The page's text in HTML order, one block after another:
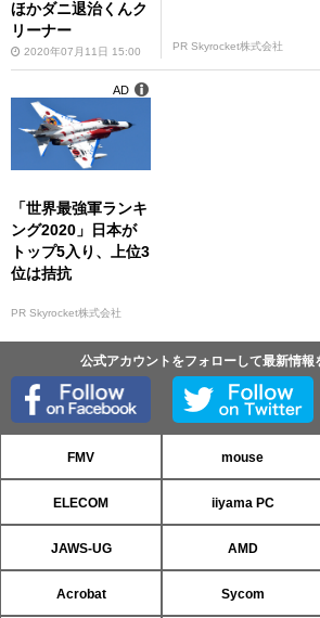
ほかダニ退治くんク
リーナー
2020年07月11日 15:00 PR Skyrocket株式会社
「世界最強軍ランキ
ング2020」日本が
トップ5入り、上位3
位は拮抗
PR Skyrocket株式会社
AD
公式アカウントをフォローして最新情報
FMV mouse
ELECOM iiyama PC
JAWS-UG AMD
Acrobat Sycom